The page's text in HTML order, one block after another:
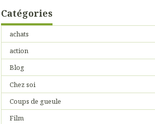
Catégories
achats
action
Blog
Chez soi
Coups de gueule
Film